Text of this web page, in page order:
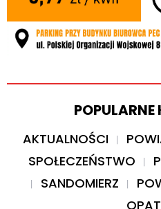
POPULARNE
AKTUALNOŚCI
SPOŁECZEŃSTWO
SANDOMIERZ